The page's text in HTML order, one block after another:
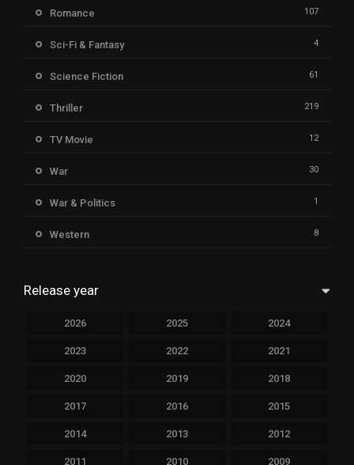
Romance 107
Sci-Fi & Fantasy 4
Science Fiction 61
Thriller 219
TV Movie 12
War 30
War & Politics 1
Western 8
Release year
2026 2025 2024
2023 2022 2021
2020 2019 2018
2017 2016 2015
2014 2013 2012
2011 2010 2009